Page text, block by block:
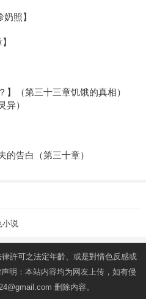
照】
】（第三十三章饥饿的真相）
异）
的告白（第三十章）
小说
許可之法定年齡、或是對情色反感或
明：本站内容均为网友上传，如有侵
删除内容。